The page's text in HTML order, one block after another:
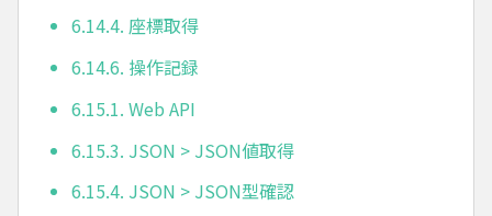
6.14.4. 座標取得
6.14.6. 操作記録
6.15.1. Web API
6.15.3. JSON > JSON値取得
6.15.4. JSON > JSON型確認